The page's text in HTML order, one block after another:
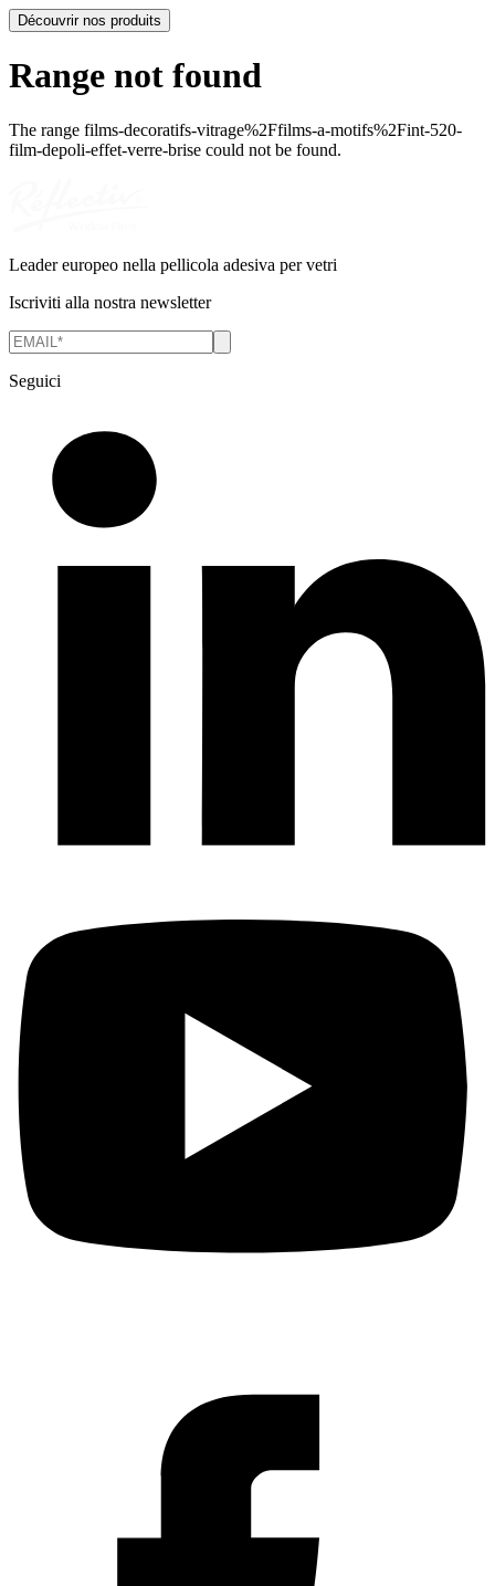
Découvrir nos produits
Range not found
The range films-decoratifs-vitrage%2Ffilms-a-motifs%2Fint-520-
film-depoli-effet-verre-brise could not be found.
Leader europeo nella pellicola adesiva per vetri
Iscriviti alla nostra newsletter
Seguici